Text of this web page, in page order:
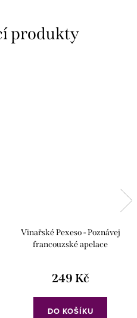
produkty
Vinařské Pexeso - Poznávej
francouzské apelace
249 Kč
DO KOŠÍKU